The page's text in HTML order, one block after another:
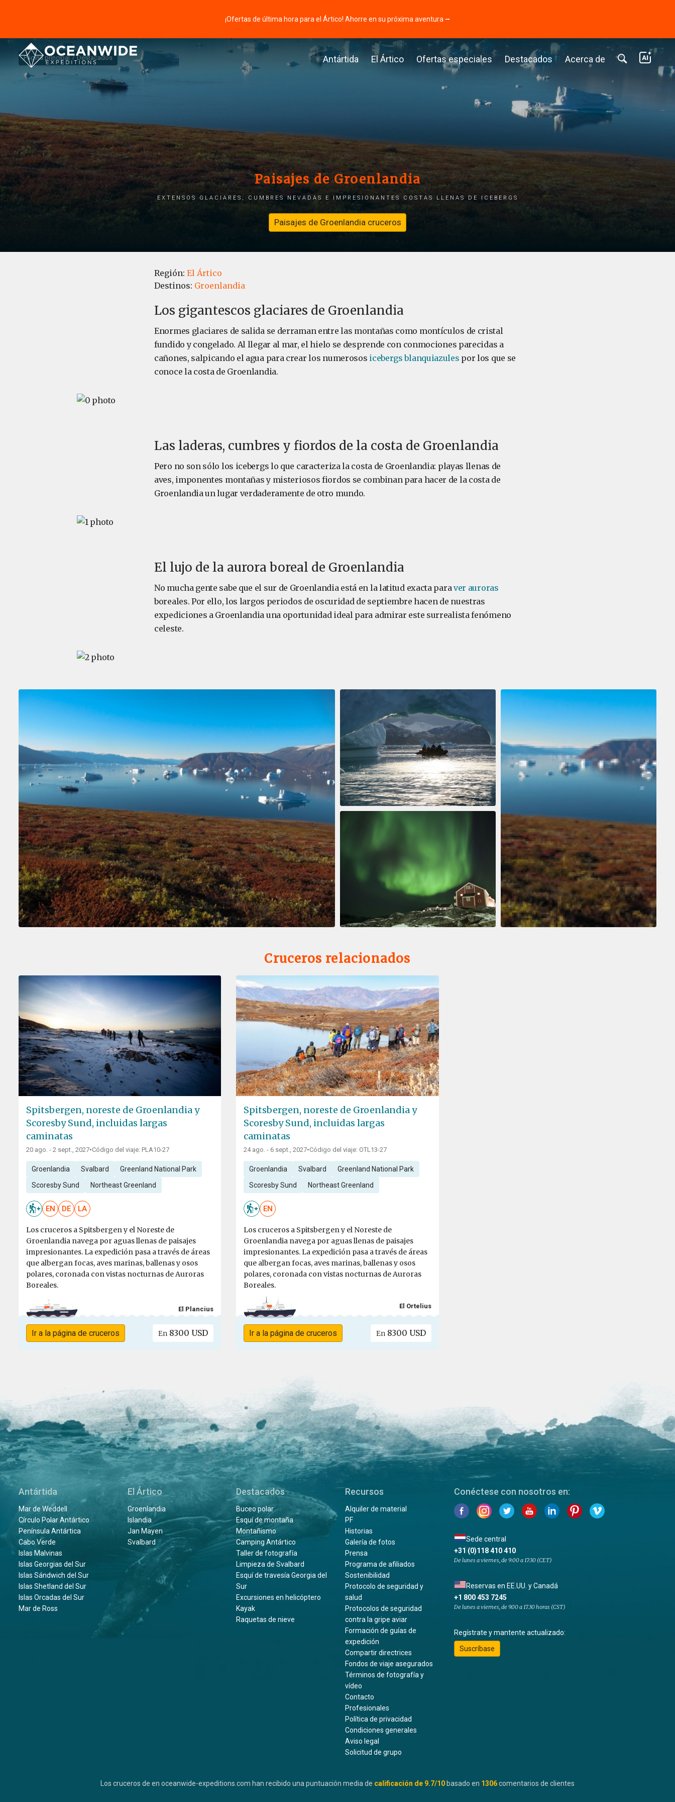
¡Ofertas de última hora para el Ártico! Ahorre en su próxima aventura ⭢
Antártida El Ártico Ofertas especiales Destacados Acerca de
Página principal Destacados
Paisajes de Groenlandia
Extensos glaciares, cumbres nevadas e impresionantes costas llenas de icebergs
Paisajes de Groenlandia cruceros
Región: El Ártico
Destinos: Groenlandia
Los gigantescos glaciares de Groenlandia
Enormes glaciares de salida se derraman entre las montañas como montículos de cristal
fundido y congelado. Al llegar al mar, el hielo se desprende con conmociones parecidas a
cañones, salpicando el agua para crear los numerosos icebergs blanquiazules por los que se
conoce la costa de Groenlandia.
Las laderas, cumbres y fiordos de la costa de Groenlandia
Pero no son sólo los icebergs lo que caracteriza la costa de Groenlandia: playas llenas de
aves, imponentes montañas y misteriosos fiordos se combinan para hacer de la costa de
Groenlandia un lugar verdaderamente de otro mundo.
El lujo de la aurora boreal de Groenlandia
No mucha gente sabe que el sur de Groenlandia está en la latitud exacta paraver auroras
boreales. Por ello, los largos periodos de oscuridad de septiembre hacen de nuestras
expediciones a Groenlandia una oportunidad ideal para admirar este surrealista fenómeno
celeste.
Cruceros relacionados
Spitsbergen, noreste de Groenlandia y
Scoresby Sund, incluidas largas
caminatas
20 ago. - 2 sept., 2027•Código del viaje: PLA10-27
Groenlandia Svalbard Greenland National Park
Scoresby Sund Northeast Greenland
EN DE LA
Los cruceros a Spitsbergen y el Noreste de
Groenlandia navega por aguas llenas de paisajes
impresionantes. La expedición pasa a través de áreas
que albergan focas, aves marinas, ballenas y osos
polares, coronada con vistas nocturnas de Auroras
Boreales.
El Plancius
Ir a la página de cruceros En 8300 USD
Spitsbergen, noreste de Groenlandia y
Scoresby Sund, incluidas largas
caminatas
24 ago. - 6 sept., 2027•Código del viaje: OTL13-27
Groenlandia Svalbard Greenland National Park
Scoresby Sund Northeast Greenland
EN
Los cruceros a Spitsbergen y el Noreste de
Groenlandia navega por aguas llenas de paisajes
impresionantes. La expedición pasa a través de áreas
que albergan focas, aves marinas, ballenas y osos
polares, coronada con vistas nocturnas de Auroras
Boreales.
El Ortelius
Ir a la página de cruceros En8300 USD
Antártida
Mar de Weddell
Círculo Polar Antártico
Península Antártica
Cabo Verde
Islas Malvinas
Islas Georgias del Sur
Islas Sándwich del Sur
Islas Shetland del Sur
Islas Orcadas del Sur
Mar de Ross
El Ártico
Groenlandia
Islandia
Jan Mayen
Svalbard
Destacados
Buceo polar
Esquí de montaña
Montañismo
Camping Antártico
Taller de fotografía
Limpieza de Svalbard
Esquí de travesía Georgia del
Sur
Excursiones en helicóptero
Kayak
Raquetas de nieve
Recursos
Alquiler de material
PF
Historias
Galería de fotos
Prensa
Programa de afiliados
Sostenibilidad
Protocolo de seguridad y
salud
Protocolos de seguridad
contra la gripe aviar
Formación de guías de
expedición
Compartir directrices
Fondos de viaje asegurados
Términos de fotografía y
vídeo
Contacto
Profesionales
Política de privacidad
Condiciones generales
Aviso legal
Solicitud de grupo
Conéctese con nosotros en:
Sede central
+31 (0)118 410 410
De lunes a viernes, de 9:00 a 17:30 (CET)
Reservas en EE.UU. y Canadá
+1 800 453 7245
De lunes a viernes, de 9.00 a 17.30 horas (CST)
Regístrate y mantente actualizado:
Suscríbase
Los cruceros de en oceanwide-expeditions.com han recibido una puntuación media de calificación de 9.7/10 basado en 1306comentarios de clientes